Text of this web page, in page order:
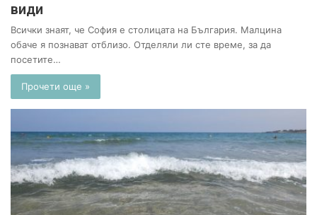
види
Всички знаят, че София е столицата на България. Малцина
обаче я познават отблизо. Отделяли ли сте време, за да
посетите…
Прочети още »